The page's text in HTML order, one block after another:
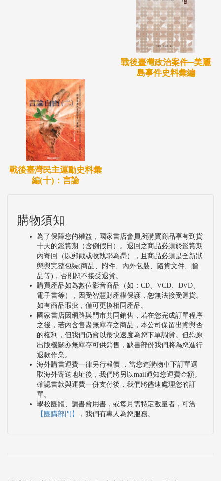
戰後臺灣政治案件─美麗
島事件史料彙編
戰後臺灣民主運動史料彙
編(十)：言論
購物須知
為了保障您的權益，國家書店會員所購買商品享有到貨
十天的鑑賞期（含例假日）。退回之商品必須於鑑賞期
內寄回（以郵戳或收執聯為憑），且商品必須是全新狀
態與完整包裝(商品、附件、內外包裝、隨貨文件、贈
品等)，否則恕不接受退貨。
購買產品如為數位影音商品（如：CD、VCD、DVD、
電子書等），因受智慧財產權保護，恕無法接受退貨。
如有商品瑕疵，僅可更換相同產品。
國家書店因網路與門市共同銷售，若在您完成訂單程序
之後，若內含售盡無庫存之商品，本公司保留出貨與否
的權利，但我們仍會以最快速度為您下單調貨。但恐原
出版機關亦無庫存可供銷售，缺書部份我們將為您進行
退款作業。
海外購書運費一律另行報價 ，當您進購物車下訂單選
取海外寄送地址後，我們將另以mail通知您運費金額。
確認書款與運費一併支付後，我們將儘速處理您的訂
單。
學校團體、讀書會用書，或每月需特定數量者，可洽
【團購部門】
，我們有專人為您服務。